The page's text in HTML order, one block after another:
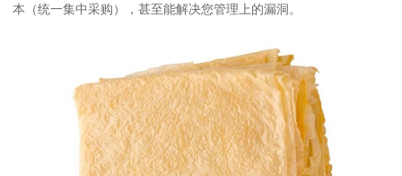
本（统一集中采购），甚至能解决您管理上的漏洞。